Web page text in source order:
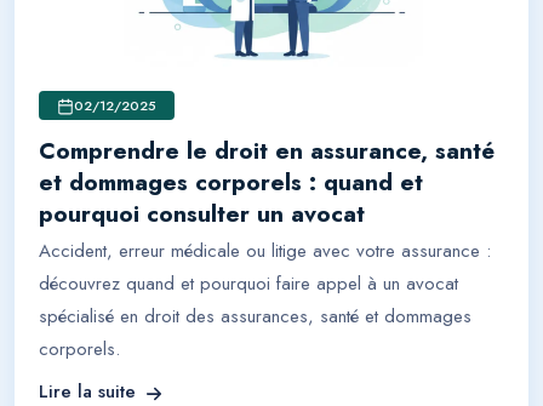
02/12/2025
Comprendre le droit en assurance, santé
et dommages corporels : quand et
pourquoi consulter un avocat
Accident, erreur médicale ou litige avec votre assurance :
découvrez quand et pourquoi faire appel à un avocat
spécialisé en droit des assurances, santé et dommages
corporels.
Lire la suite